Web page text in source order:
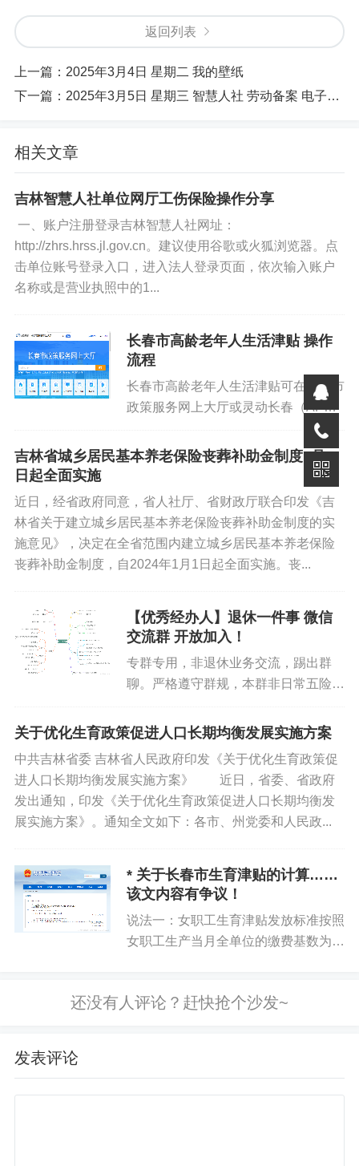
用户名:社会信用代码的第9-17位
密码:
例:912201826687301850
用户名:668730185
密码:730185CSpw@25
17位:
例如某企业社会信用代码有17位:信用代码为 1234567812
3456789则 用户名为:123456789则 密码为:456789CSpw
@25
免责声明
如果您对本文有异议，请先阅读本站《免责声明》，如仍保
持您个人观点可与本人联系。
你好优秀经办人微信公众号
返回列表
上一篇： 2025年3月4日 星期二 我的壁纸
下一篇： 2025年3月5日 星期三 智慧人社 劳动备案 电子合同操作视频
相关文章
吉林智慧人社单位网厅工伤保险操作分享
一、账户注册登录吉林智慧人社网址：
http://zhrs.hrss.jl.gov.cn。建议使用谷歌或火狐浏览器。点
击单位账号登录入口，进入法人登录页面，依次输入账户
名称或是营业执照中的1...
长春市高龄老年人生活津贴 操作
流程
长春市高龄老年人生活津贴可在长春市
政策服务网上大厅或灵动长春（APP
或微信小程序）政策专栏进行申领；步
骤如下：一、政策直达入口1．WEB
端：长春市政策服务网上大厅 长春市
吉林省城乡居民基本养老保险丧葬补助金制度1月1
日起全面实施
近日，经省政府同意，省人社厅、省财政厅联合印发《吉
林省关于建立城乡居民基本养老保险丧葬补助金制度的实
施意见》，决定在全省范围内建立城乡居民基本养老保险
丧葬补助金制度，自2024年1月1日起全面实施。丧...
【优秀经办人】退休一件事 微信
交流群 开放加入！
专群专用，非退休业务交流，踢出群
聊。严格遵守群规，本群非日常五险一
踢出群聊！！各单位经办人，群昵 需
激活社保卡金融功能，长时间不使用...
关于优化生育政策促进人口长期均衡发展实施方案
中共吉林省委 吉林省人民政府印发《关于优化生育政策促
进人口长期均衡发展实施方案》 近日，省委、省政府
发出通知，印发《关于优化生育政策促进人口长期均衡发
展实施方案》。通知全文如下：各市、州党委和人民政...
* 关于长春市生育津贴的计算……
该文内容有争议！
说法一：女职工生育津贴发放标准按照
女职工生产当月全单位的缴费基数为
平均工资，因为2023年1-3月执行的是
发表评论